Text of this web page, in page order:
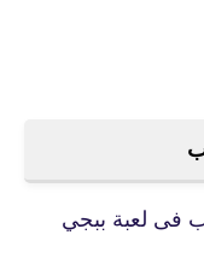
فى لعبة ببجي